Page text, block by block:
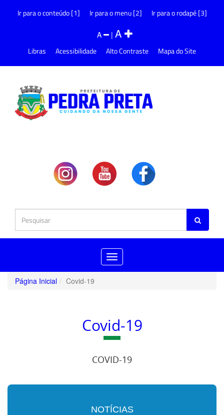
Ir para o conteúdo [1] Ir para o menu [2] Ir para o rodapé [3]
A |A
Libras Acessibilidade Alto Contraste Mapa do Site
Toggle
navigation
Página Inicial
Covid-19
Covid-19
COVID-19
NOTÍCIAS